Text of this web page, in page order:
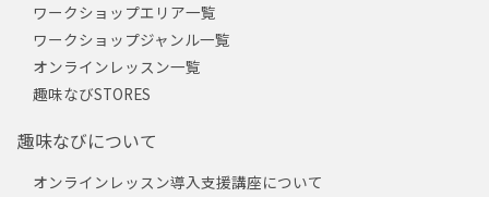
ワークショップエリア一覧
ワークショップジャンル一覧
オンラインレッスン一覧
趣味なびSTORES
趣味なびについて
オンラインレッスン導入支援講座について